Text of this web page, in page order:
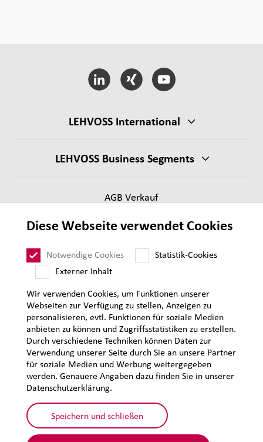
LEHVOSS International
LEHVOSS Business Segments
AGB Verkauf
Impressum
Datenschutz
Diese Webseite verwendet Cookies
Notwendige Cookies
Statistik-Cookies
Externer Inhalt
Wir verwenden Cookies, um Funktionen unserer
Webseiten zur Verfügung zu stellen, Anzeigen zu
personalisieren, evtl. Funktionen für soziale Medien
anbieten zu können und Zugriffsstatistiken zu erstellen.
Durch verschiedene Techniken können Daten zur
Verwendung unserer Seite durch Sie an unsere Partner
für soziale Medien und Werbung weitergegeben
werden. Genauere Angaben dazu finden Sie in unserer
Datenschutzerklärung.
Speichern und schließen